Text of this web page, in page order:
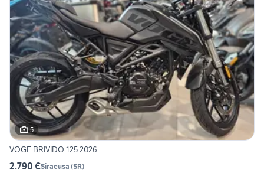
5
VOGE BRIVIDO 125 2026
2.790 €Siracusa (SR)